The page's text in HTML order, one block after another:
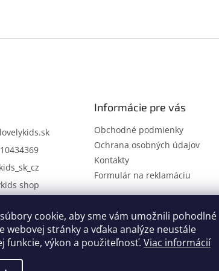
cookie, aby sme vám umožnili pohodlné
webovej stránky a vďaka analýze neustále
funkcie, výkon a použiteľnosť. Viac informácií
lovelykids.sk
shop
Informácie pre vás
Obchodné podmienky
Ochrana osobných údajov
Kontakty
Formulár na reklamáciu
Kontakty Novinky